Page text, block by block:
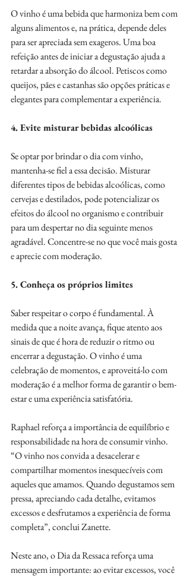
O vinho é uma bebida que harmoniza bem com
alguns alimentos e, na prática, depende deles
para ser apreciada sem exageros. Uma boa
refeição antes de iniciar a degustação ajuda a
retardar a absorção do álcool. Petiscos como
queijos, pães e castanhas são opções práticas e
elegantes para complementar a experiência.
4. Evite misturar bebidas alcoólicas
Se optar por brindar o dia com vinho,
mantenha-se fiel a essa decisão. Misturar
diferentes tipos de bebidas alcoólicas, como
cervejas e destilados, pode potencializar os
efeitos do álcool no organismo e contribuir
para um despertar no dia seguinte menos
agradável. Concentre-se no que você mais gosta
e aprecie com moderação.
5. Conheça os próprios limites
Saber respeitar o corpo é fundamental. À
medida que a noite avança, fique atento aos
sinais de que é hora de reduzir o ritmo ou
encerrar a degustação. O vinho é uma
celebração de momentos, e aproveitá-lo com
moderação é a melhor forma de garantir o bem-
estar e uma experiência satisfatória.
Raphael reforça a importância de equilíbrio e
responsabilidade na hora de consumir vinho.
“O vinho nos convida a desacelerar e
compartilhar momentos inesquecíveis com
aqueles que amamos. Quando degustamos sem
pressa, apreciando cada detalhe, evitamos
excessos e desfrutamos a experiência de forma
completa”, conclui Zanette.
Neste ano, o Dia da Ressaca reforça uma
mensagem importante: ao evitar excessos, você